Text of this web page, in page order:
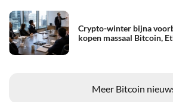
Crypto-winter bijna
kopen massaal Bitcoin,
Meer Bitcoin